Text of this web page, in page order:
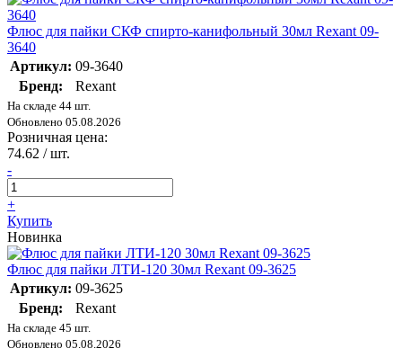
Флюс для пайки СКФ спирто-канифольный 30мл Rexant 09-
3640
Артикул: 09-3640
Бренд:
Rexant
На складе 44 шт.
Обновлено 05.08.2026
Розничная цена:
74.62 / шт.
-
+
Купить
Новинка
Флюс для пайки ЛТИ-120 30мл Rexant 09-3625
Артикул: 09-3625
Бренд:
Rexant
На складе 45 шт.
Обновлено 05.08.2026